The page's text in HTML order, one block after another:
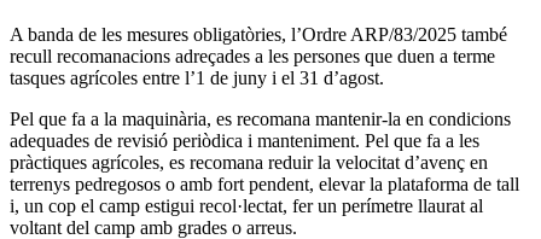
A banda de les mesures obligatòries, l’Ordre ARP/83/2025 també
recull recomanacions adreçades a les persones que duen a terme
tasques agrícoles entre l’1 de juny i el 31 d’agost.
Pel que fa a la maquinària, es recomana mantenir-la en condicions
adequades de revisió periòdica i manteniment. Pel que fa a les
pràctiques agrícoles, es recomana reduir la velocitat d’avenç en
terrenys pedregosos o amb fort pendent, elevar la plataforma de tall
i, un cop el camp estigui recol·lectat, fer un perímetre llaurat al
voltant del camp amb grades o arreus.